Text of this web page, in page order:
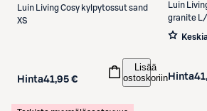
Luin Living Cosy kylpytossut sand
XS
Hinta41,95 €
Lisää
ostoskoriin
Luin
granite L/
Hinta